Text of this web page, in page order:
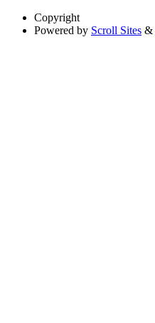
Copyright
Powered by Scroll Sites &